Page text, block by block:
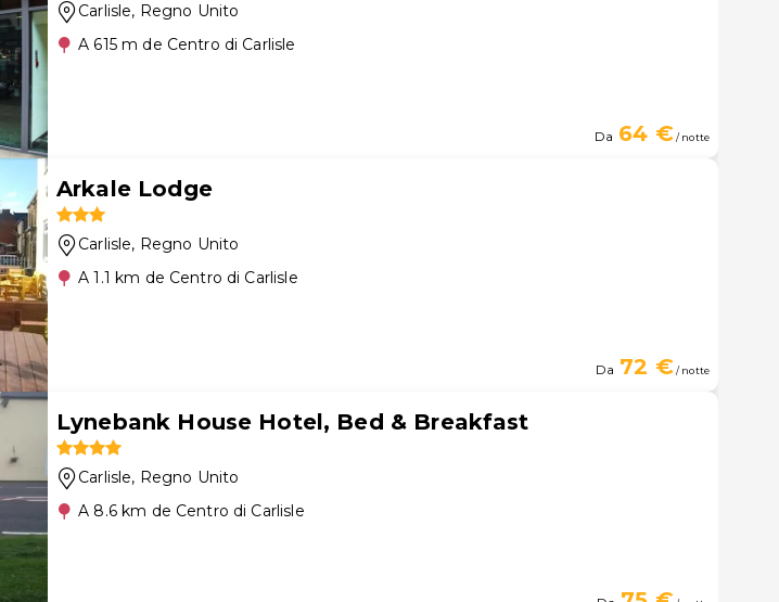
Carlisle, Regno Unito
A 615 m de Centro di Carlisle
Da 64 €/ notte
Arkale Lodge
Carlisle, Regno Unito
A 1.1 km de Centro di Carlisle
Da 72 €/ notte
Lynebank House Hotel, Bed & Breakfast
Carlisle, Regno Unito
A 8.6 km de Centro di Carlisle